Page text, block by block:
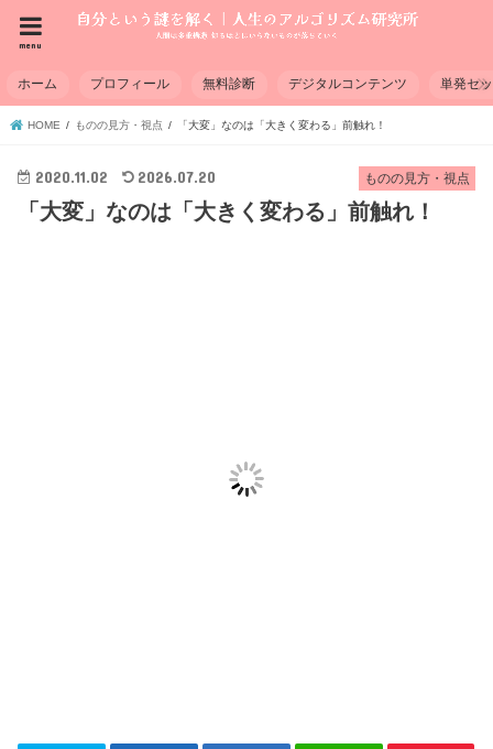
menu
ホーム プロフィール 無料診断 デジタルコンテンツ 単発セ
HOME ものの見方・視点 「大変」なのは「大きく変わる」前触れ！
ものの見方・視点
2020.11.02 2026.07.20
「大変」なのは「大きく変わる」前触れ！